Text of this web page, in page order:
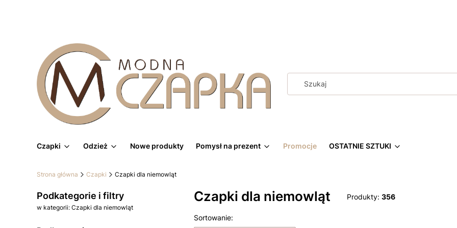
Czapki Odzież Nowe produkty Pomysł na prezent Promocje OSTATNIE SZTUKI
Strona główna Czapki Czapki dla niemowląt
Podkategorie i filtry
w kategorii: Czapki dla niemowląt
Czapki dla niemowląt Produkty: 356
Lista produktów
Sortowanie: